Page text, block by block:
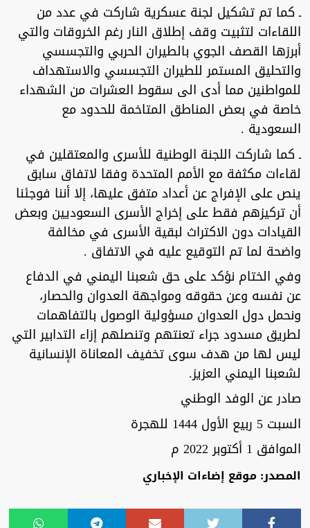
ـ كما تم تشكيل لجنة عسكرية شاركت في عدد من
اللقاءات لتثبيت وقف إطلاق النار رغم الخروقات والتي
أبرزها القصف الجوي بالطيران الحربي والتجسسي
والتحليق المستمر للطيران التجسسي والاستهداف
للمواطنين مما أدى الى سقوط العشرات من الشهداء
خاصة في بعض المناطق المتاخمة للحدود مع
السعودية .
ـ كما شاركت اللجنة الوطنية للأسرى والمعتقلين في
لقاءات مكثفة مع الأمم المتحدة وفقا لاتفاق سابق
ينص على الإفراج عن أعداد متفق عليها، إلا أننا فوجئنا
أن تركيزهم فقط على إخراج الأسرى السعوديين وبعض
القيادات دون الاكتراث لبقية الأسرى في مخالفة
واضحة لما تم التوقيع عليه في الاتفاق .
وفي الختام نؤكد على حق شعبنا اليمني في الدفاع
عن نفسه وعن حقوقه ومواجهة العدوان والحصار،
ونحمل دول العدوان مسؤولية الوصول بالتفاهمات
لطريق مسدود جراء تعنتهم وتنصلهم إزاء التدابير التي
ليس لها من هدف سوى تخفيف المعاناة الإنسانية
لشعبنا اليمني العزيز.
صادر عن الوفد الوطني
السبت 5 ربيع الأول 1444 للهجرة
الموافق 1 أكتوبر 2022 م
المصدر: موقع إضاءات الإخباري